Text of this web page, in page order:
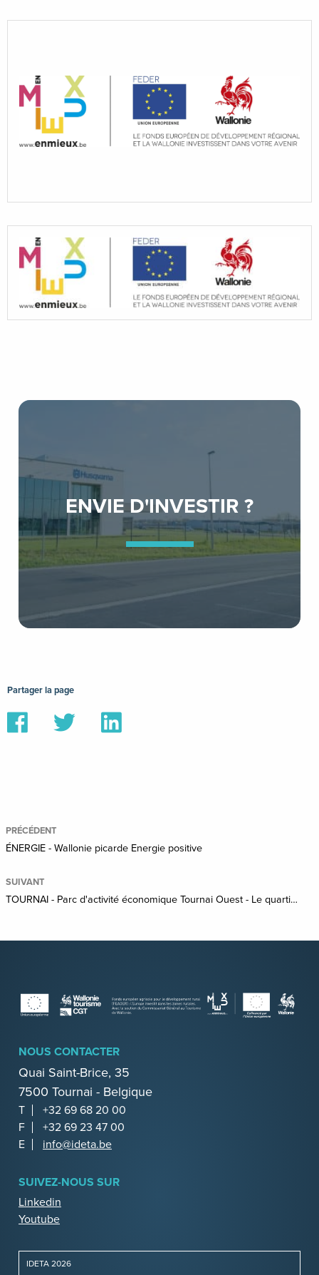
ENVIE D'INVESTIR ?
Partager la page
Partager
sur
Partager
sur
Partager
sur
PRÉCÉDENT
ÉNERGIE - Wallonie picarde Energie positive
SUIVANT
TOURNAI - Parc d'activité économique Tournai Ouest - Le quartier NEGUNDO
NOUS CONTACTER
Quai Saint-Brice, 35
7500 Tournai - Belgique
T
+32 69 68 20 00
F
+32 69 23 47 00
E
info@ideta.be
SUIVEZ-NOUS SUR
Linkedin
Youtube
IDETA 2026